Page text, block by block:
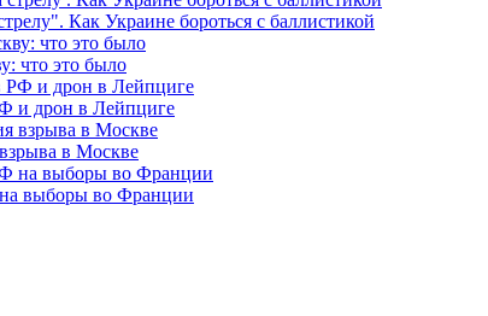
Как Украине бороться с баллистикой
что это было
и дрон в Лейпциге
в Москве
выборы во Франции